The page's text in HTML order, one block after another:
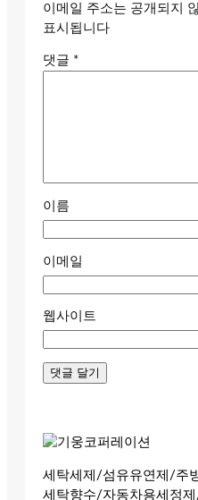
이메일 주소는 공개되지
표시됩니다
댓글 *
이름
이메일
웹사이트
세탁세제/섬유유연제/주
세탁향수/자동차용세정